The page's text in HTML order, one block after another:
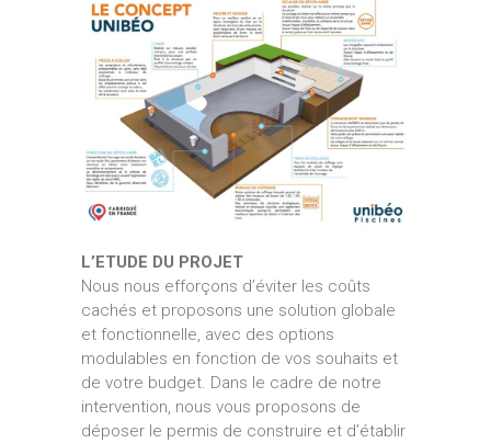
L’ETUDE DU PROJET
Nous nous efforçons d’éviter les coûts
cachés et proposons une solution globale
et fonctionnelle, avec des options
modulables en fonction de vos souhaits et
de votre budget. Dans le cadre de notre
intervention, nous vous proposons de
déposer le permis de construire et d’établir